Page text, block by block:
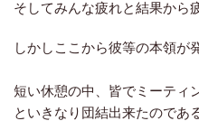
そしてみんな疲れと結果から
しかしここから彼等の本領が
短い休憩の中、皆でミーティ
といきなり団結出来たのである